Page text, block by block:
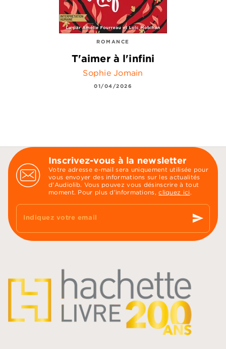
ROMANCE
T'aimer à l'infini
Sophie Jomain
01/04/2026
Inscrivez-vous à la newsletter
Votre adresse e-mail sera uniquement utilisée pour
vous envoyer des informations sur les actualités
d'Audiolib. Vous pouvez vous désinscrire à tout
moment. Pour plus d’informations,cliquez ici .
Indiquez votre email send